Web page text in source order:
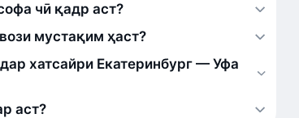
чӣ қадр аст?
мустақим ҳаст?
хатсайри Екатеринбург — Уфа
аст?